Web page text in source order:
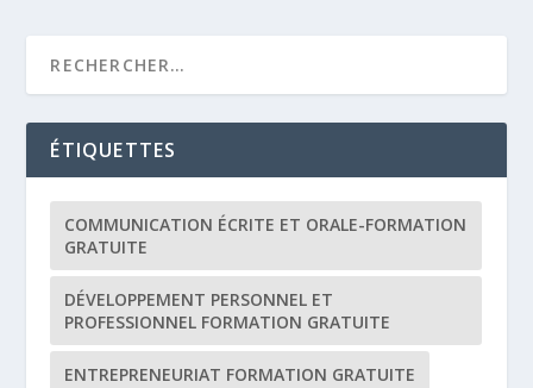
ÉTIQUETTES
COMMUNICATION ÉCRITE ET ORALE-FORMATION
GRATUITE
DÉVELOPPEMENT PERSONNEL ET
PROFESSIONNEL FORMATION GRATUITE
ENTREPRENEURIAT FORMATION GRATUITE